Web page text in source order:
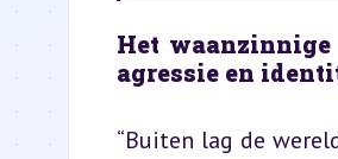
Het
agressie en
“Buiten lag de